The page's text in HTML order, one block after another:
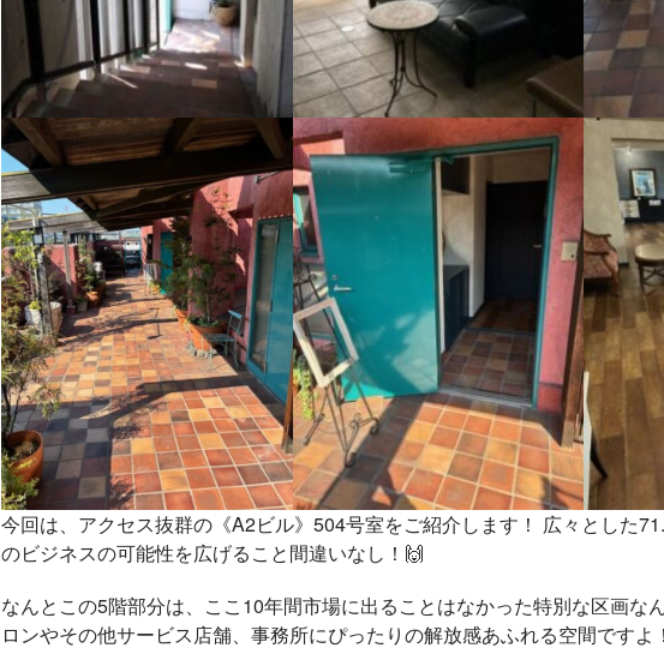
今回は、アクセス抜群の《A2ビル》504号室をご紹介します！ 広々とした
のビジネスの可能性を広げること間違いなし！🙌
なんとこの5階部分は、ここ10年間市場に出ることはなかった特別な区画な
ロンやその他サービス店舗、事務所にぴったりの解放感あふれる空間ですよ